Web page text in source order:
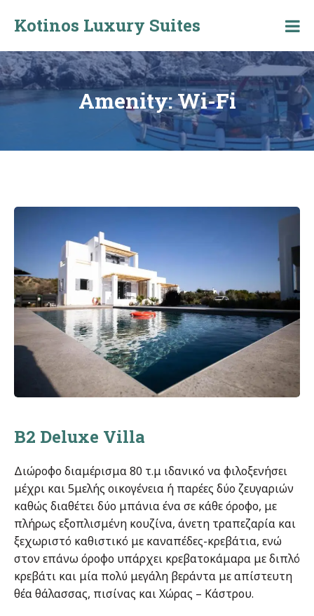
Kotinos Luxury Suites
Kotinos
Luxury
Suites
at
Molos,
Amenity:Wi-Fi
B2 Deluxe Villa
Διώροφο διαμέρισμα 80 τ.μ ιδανικό να φιλοξενήσει
μέχρι και 5μελής οικογένεια ή παρέες δύο ζευγαριών
καθώς διαθέτει δύο μπάνια ένα σε κάθε όροφο, με
πλήρως εξοπλισμένη κουζίνα, άνετη τραπεζαρία και
ξεχωριστό καθιστικό με καναπέδες-κρεβάτια, ενώ
στον επάνω όροφο υπάρχει κρεβατοκάμαρα με διπλό
κρεβάτι και μία πολύ μεγάλη βεράντα με απίστευτη
θέα θάλασσας, πισίνας και Χώρας – Κάστρου.